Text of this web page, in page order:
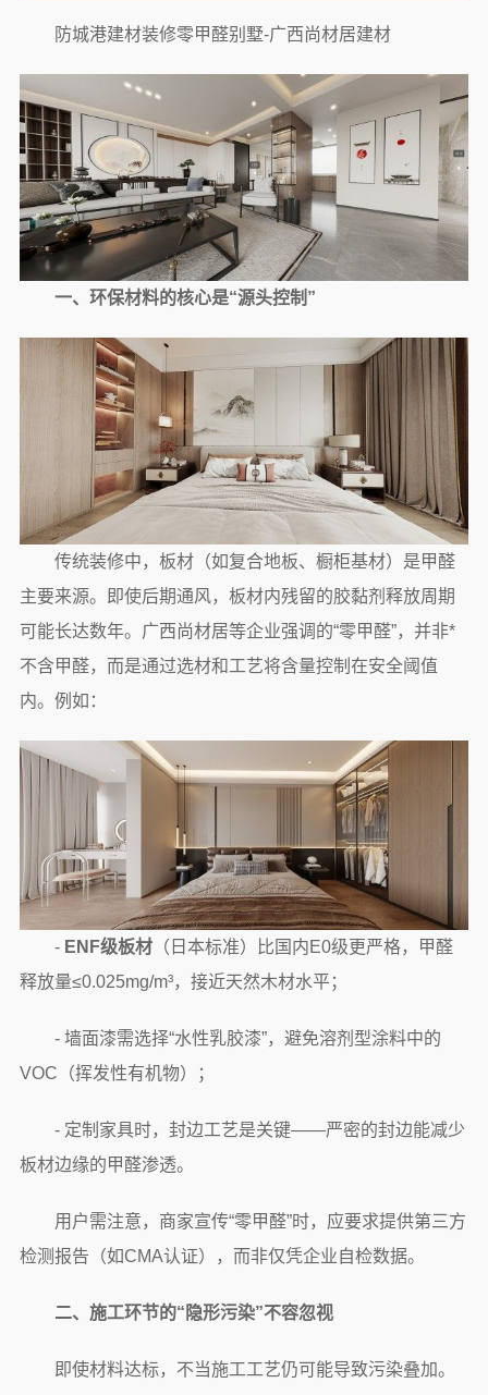
防城港建材装修零甲醛别墅-广西尚材居建材
一、环保材料的核心是“源头控制”
传统装修中，板材（如复合地板、橱柜基材）是甲醛
主要来源。即使后期通风，板材内残留的胶黏剂释放周期
可能长达数年。广西尚材居等企业强调的“零甲醛”，并非*
不含甲醛，而是通过选材和工艺将含量控制在安全阈值
内。例如：
- ENF级板材（日本标准）比国内E0级更严格，甲醛
释放量≤0.025mg/m³，接近天然木材水平；
- 墙面漆需选择“水性乳胶漆”，避免溶剂型涂料中的
VOC（挥发性有机物）；
- 定制家具时，封边工艺是关键——严密的封边能减少
板材边缘的甲醛渗透。
用户需注意，商家宣传“零甲醛”时，应要求提供第三方
检测报告（如CMA认证），而非仅凭企业自检数据。
二、施工环节的“隐形污染”不容忽视
即使材料达标，不当施工工艺仍可能导致污染叠加。